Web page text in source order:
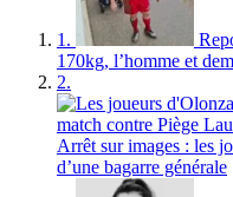
1.
170kg, l’homme et
2.
Arrêt sur images : les
d’une bagarre générale